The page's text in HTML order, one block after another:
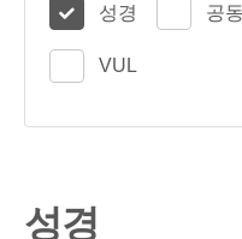
성경 공
VUL
성경